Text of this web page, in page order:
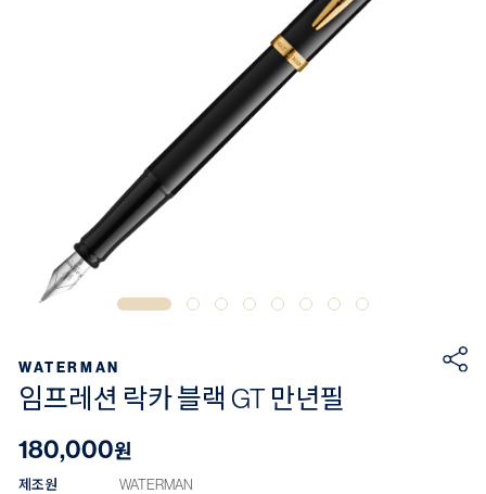
WATERMAN
임프레션 락카 블랙 GT 만년필
180,000원
제조원
WATERMAN